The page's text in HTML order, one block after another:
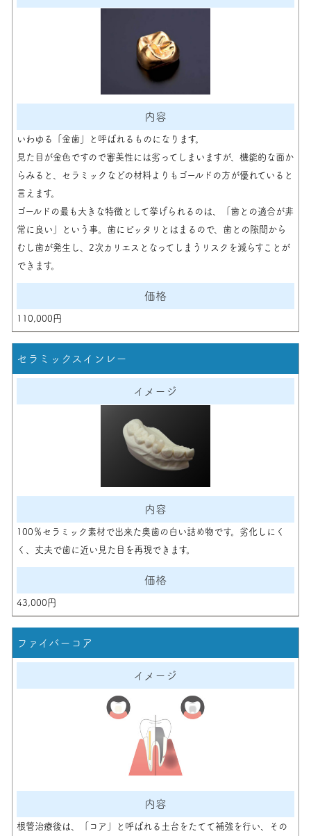
いわゆる「金歯」と呼ばれるものになります。
見た目が金色ですので審美性には劣ってしまいますが、機能的な面か
らみると、セラミックなどの材料よりもゴールドの方が優れていると
言えます。
ゴールドの最も大きな特徴として挙げられるのは、「歯との適合が非
常に良い」という事。歯にピッタリとはまるので、歯との隙間から
むし歯が発生し、2次カリエスとなってしまうリスクを減らすことが
できます。
110,000円
セラミックスインレー
100％セラミック素材で出来た奥歯の白い詰め物です。劣化しにく
く、丈夫で歯に近い見た目を再現できます。
43,000円
ファイバーコア
根管治療後は、「コア」と呼ばれる土台をたてて補強を行い、その